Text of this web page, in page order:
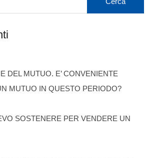
DEL MUTUO. E’ CONVENIENTE
MUTUO IN QUESTO PERIODO?
SOSTENERE PER VENDERE UN